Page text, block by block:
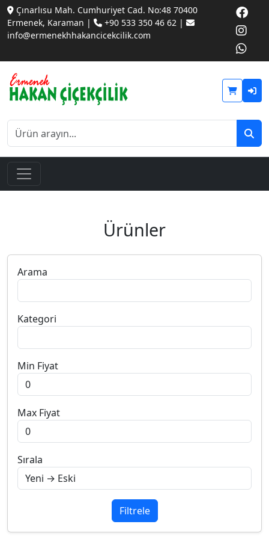
Çınarlısu Mah. Cumhuriyet Cad. No:48 70400
Ermenek, Karaman |
+90 533 350 46 62 |
info@ermenekhhakancicekcilik.com
Ürünler
Arama
Kategori
Min Fiyat
Max Fiyat
Sırala
Filtrele